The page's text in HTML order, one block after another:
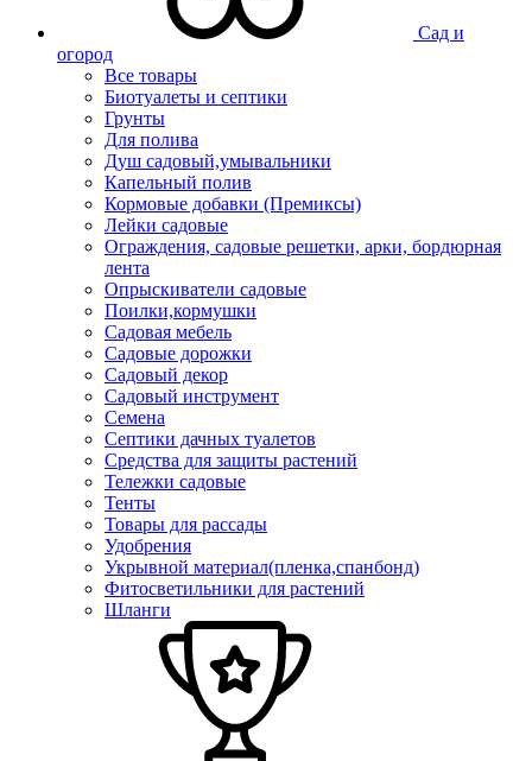
Сад и
огород
Все товары
Биотуалеты и септики
Грунты
Для полива
Душ садовый,умывальники
Капельный полив
Кормовые добавки (Премиксы)
Лейки садовые
Ограждения, садовые решетки, арки, бордюрная
лента
Опрыскиватели садовые
Поилки,кормушки
Садовая мебель
Садовые дорожки
Садовый декор
Садовый инструмент
Семена
Септики дачных туалетов
Средства для защиты растений
Тележки садовые
Тенты
Товары для рассады
Удобрения
Укрывной материал(пленка,спанбонд)
Фитосветильники для растений
Шланги